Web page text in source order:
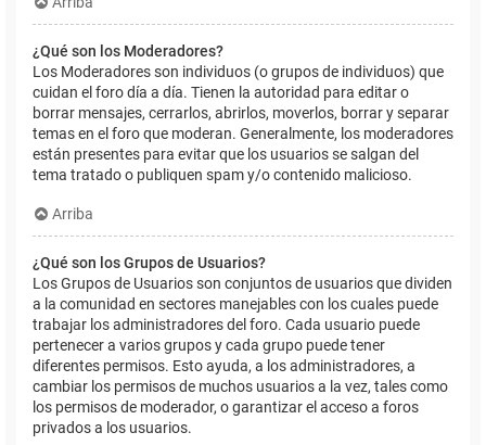
¿Qué son los Moderadores?
Los Moderadores son individuos (o grupos de individuos) que
cuidan el foro día a día. Tienen la autoridad para editar o
borrar mensajes, cerrarlos, abrirlos, moverlos, borrar y separar
temas en el foro que moderan. Generalmente, los moderadores
están presentes para evitar que los usuarios se salgan del
tema tratado o publiquen spam y/o contenido malicioso.
Arriba
¿Qué son los Grupos de Usuarios?
Los Grupos de Usuarios son conjuntos de usuarios que dividen
a la comunidad en sectores manejables con los cuales puede
trabajar los administradores del foro. Cada usuario puede
pertenecer a varios grupos y cada grupo puede tener
diferentes permisos. Esto ayuda, a los administradores, a
cambiar los permisos de muchos usuarios a la vez, tales como
los permisos de moderador, o garantizar el acceso a foros
privados a los usuarios.